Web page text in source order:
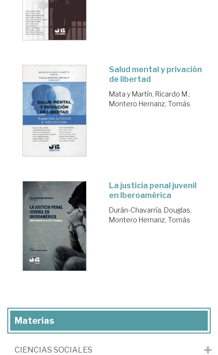
Salud mental y privación
de libertad
Mata y Martín, Ricardo M.;
Montero Hernanz, Tomás
La justicia penal juvenil
en Iberoamérica
Durán-Chavarría, Douglas;
Montero Hernanz, Tomás
Materias
CIENCIAS SOCIALES